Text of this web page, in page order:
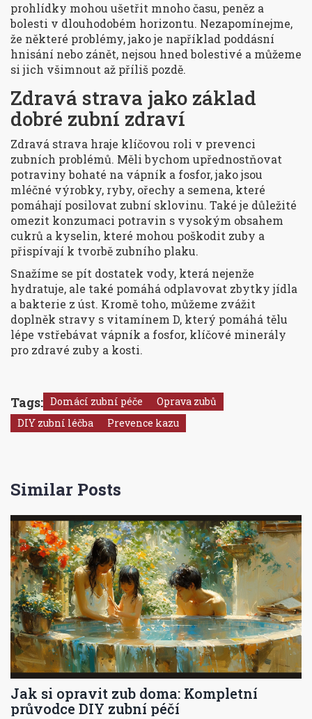
prohlídky mohou ušetřit mnoho času, peněz a
bolesti v dlouhodobém horizontu. Nezapomínejme,
že některé problémy, jako je například poddásní
hnisání nebo zánět, nejsou hned bolestivé a můžeme
si jich všimnout až příliš pozdě.
Zdravá strava jako základ
dobré zubní zdraví
Zdravá strava hraje klíčovou roli v prevenci
zubních problémů. Měli bychom upřednostňovat
potraviny bohaté na vápník a fosfor, jako jsou
mléčné výrobky, ryby, ořechy a semena, které
pomáhají posilovat zubní sklovinu. Také je důležité
omezit konzumaci potravin s vysokým obsahem
cukrů a kyselin, které mohou poškodit zuby a
přispívají k tvorbě zubního plaku.
Snažíme se pít dostatek vody, která nejenže
hydratuje, ale také pomáhá odplavovat zbytky jídla
a bakterie z úst. Kromě toho, můžeme zvážit
doplněk stravy s vitamínem D, který pomáhá tělu
lépe vstřebávat vápník a fosfor, klíčové minerály
pro zdravé zuby a kosti.
Tags: Domácí zubní péče
Oprava zubů
DIY zubní léčba
Prevence kazu
Similar Posts
Jak si opravit zub doma: Kompletní
průvodce DIY zubní péčí